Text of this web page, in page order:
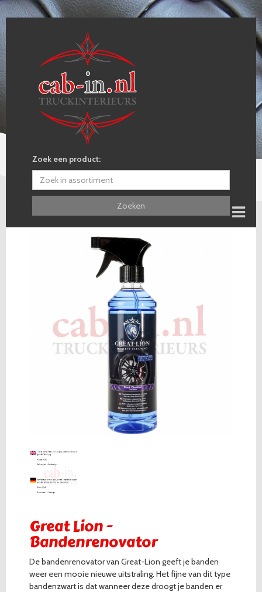
Zoek een product:
Zoeken
Great Lion -
Bandenrenovator
De bandenrenovator van Great-Lion geeft je banden
weer een mooie nieuwe uitstraling. Het fijne van dit type
bandenzwart is dat wanneer deze droogt je banden er